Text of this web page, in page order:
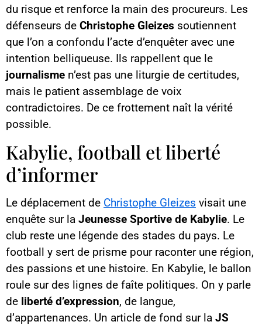
du risque et renforce la main des procureurs. Les
défenseurs de Christophe Gleizes soutiennent
que l’on a confondu l’acte d’enquêter avec une
intention belliqueuse. Ils rappellent que le
journalisme n’est pas une liturgie de certitudes,
mais le patient assemblage de voix
contradictoires. De ce frottement naît la vérité
possible.
Kabylie, football et liberté
d’informer
Le déplacement de Christophe Gleizes visait une
enquête sur la Jeunesse Sportive de Kabylie. Le
club reste une légende des stades du pays. Le
football y sert de prisme pour raconter une région,
des passions et une histoire. En Kabylie, le ballon
roule sur des lignes de faîte politiques. On y parle
de liberté d’expression, de langue,
d’appartenances. Un article de fond sur la JS